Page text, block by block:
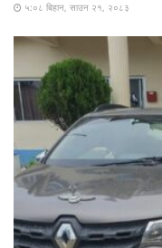
५:०८ बिहान, साउन २१, २०८३